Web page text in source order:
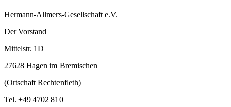
Hermann-Allmers-Gesellschaft e.V.
Der Vorstand
Mittelstr. 1D
27628 Hagen im Bremischen
(Ortschaft Rechtenfleth)
Tel. +49 4702 810